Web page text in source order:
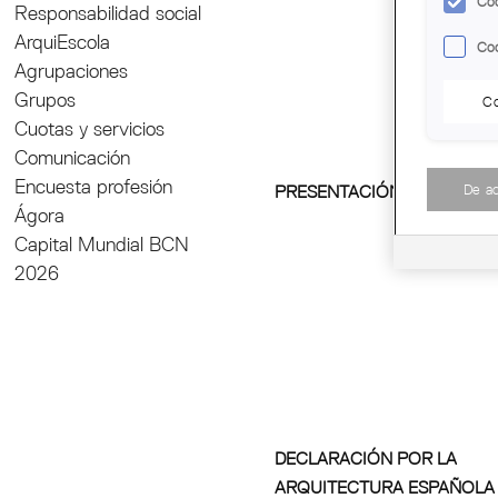
Responsabilidad social
ArquiEscola
Agrupaciones
Grupos
Cuotas y servicios
Comunicación
Encuesta profesión
Ágora
Capital Mundial BCN
2026
PRESENTACIÓN DEL PLA
DECLARACIÓN POR LA
ARQUITECTURA ESPAÑOLA
De